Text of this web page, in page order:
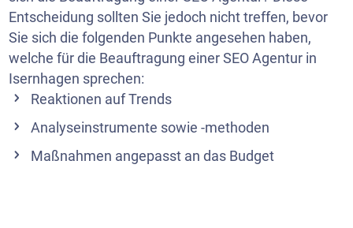
Entscheidung sollten Sie jedoch nicht treffen, bevor
Sie sich die folgenden Punkte angesehen haben,
welche für die Beauftragung einer SEO Agentur in
Isernhagen sprechen:
Reaktionen auf Trends
Analyseinstrumente sowie -methoden
Maßnahmen angepasst an das Budget